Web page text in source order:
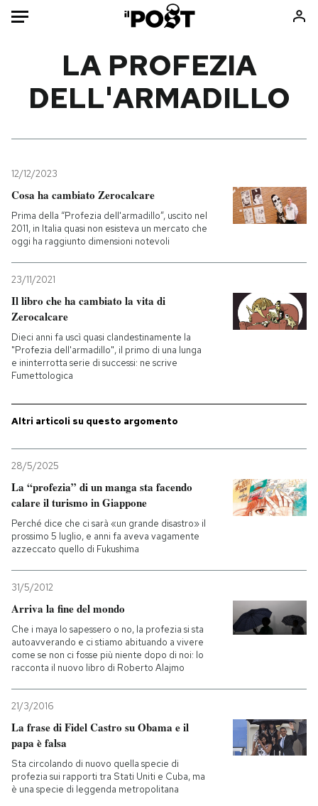
HOME
Mondo
Tecnologia
Internet
Scienza
Cultura
Economia
Sport
Libri
Ok Boomer!
Media
Altrecose
PODCAST
SHOP
CALENDARIO
Entra
LA PROFEZIA
DELL'ARMADILLO
12/12/2023
Cosa ha cambiato Zerocalcare
Prima della “Profezia dell'armadillo”, uscito nel
2011, in Italia quasi non esisteva un mercato che
oggi ha raggiunto dimensioni notevoli
23/11/2021
Il libro che ha cambiato la vita di
Zerocalcare
Dieci anni fa uscì quasi clandestinamente la
"Profezia dell'armadillo", il primo di una lunga
e ininterrotta serie di successi: ne scrive
Fumettologica
Altri articoli su questo argomento
28/5/2025
La “profezia” di un manga sta facendo
calare il turismo in Giappone
Perché dice che ci sarà «un grande disastro» il
prossimo 5 luglio, e anni fa aveva vagamente
azzeccato quello di Fukushima
31/5/2012
Arriva la fine del mondo
Che i maya lo sapessero o no, la profezia si sta
autoavverando e ci stiamo abituando a vivere
come se non ci fosse più niente dopo di noi: lo
racconta il nuovo libro di Roberto Alajmo
21/3/2016
La frase di Fidel Castro su Obama e il
papa è falsa
Sta circolando di nuovo quella specie di
profezia sui rapporti tra Stati Uniti e Cuba, ma
è una specie di leggenda metropolitana